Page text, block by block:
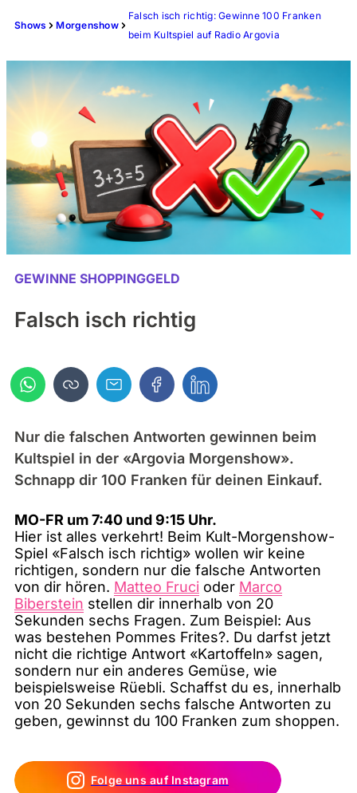
Shows Morgenshow
Falsch isch richtig: Gewinne 100 Franken
beim Kultspiel auf Radio Argovia
GEWINNE SHOPPINGGELD
Falsch isch richtig
Nur die falschen Antworten gewinnen beim
Kultspiel in der «Argovia Morgenshow».
Schnapp dir 100 Franken für deinen Einkauf.
MO-FR um 7:40 und 9:15 Uhr.
Hier ist alles verkehrt! Beim Kult-Morgenshow-
Spiel «Falsch isch richtig» wollen wir keine
richtigen, sondern nur die falsche Antworten
von dir hören. Matteo Fruci oder Marco
Biberstein stellen dir innerhalb von 20
Sekunden sechs Fragen. Zum Beispiel: Aus
was bestehen Pommes Frites?. Du darfst jetzt
nicht die richtige Antwort «Kartoffeln» sagen,
sondern nur ein anderes Gemüse, wie
beispielsweise Rüebli. Schaffst du es, innerhalb
von 20 Sekunden sechs falsche Antworten zu
geben, gewinnst du 100 Franken zum shoppen.
Folge uns auf Instagram